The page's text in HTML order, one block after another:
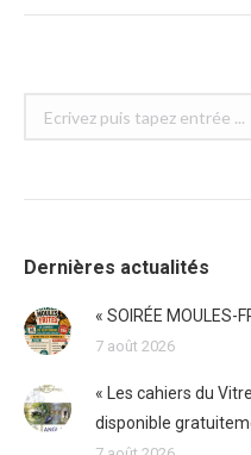
Dernières actualités
« SOIRÉE MOULES-
7 août 2026
« Les cahiers du
disponible